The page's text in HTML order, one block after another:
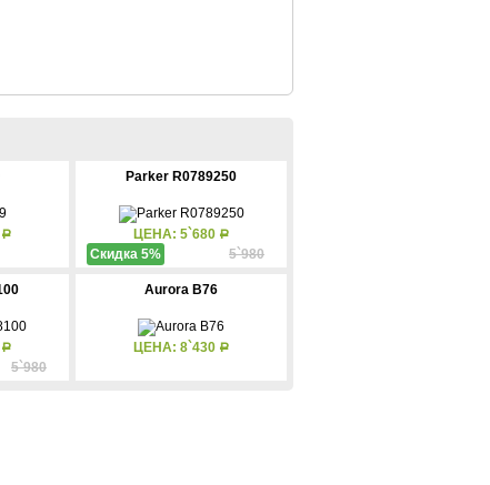
Р
Parker R0789250
ЦЕНА: 5`680 Р
5`980
Скидка 5%
Р
5`980
Aurora B76
ЦЕНА: 8`430 Р